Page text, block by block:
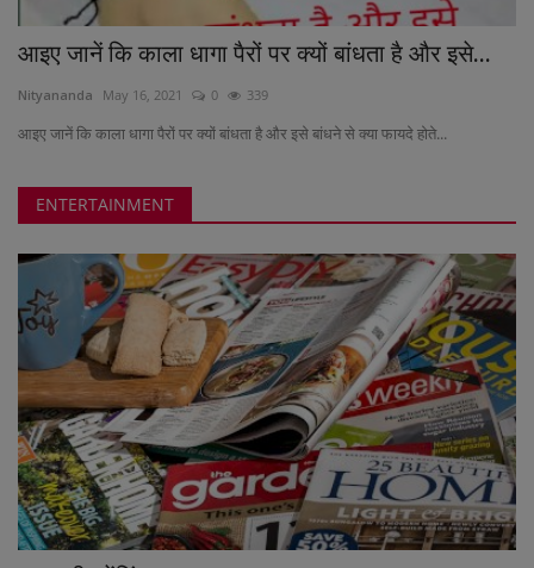
आइए जानें कि काला धागा पैरों पर क्यों बांधता है और इसे...
Nityananda May 16, 2021 0 339
आइए जानें कि काला धागा पैरों पर क्यों बांधता है और इसे बांधने से क्या फायदे होते...
ENTERTAINMENT